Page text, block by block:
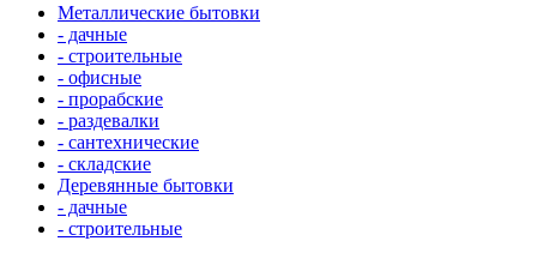
Металлические бытовки
- дачные
- строительные
- офисные
- прорабские
- раздевалки
- сантехнические
- складские
Деревянные бытовки
- дачные
- строительные